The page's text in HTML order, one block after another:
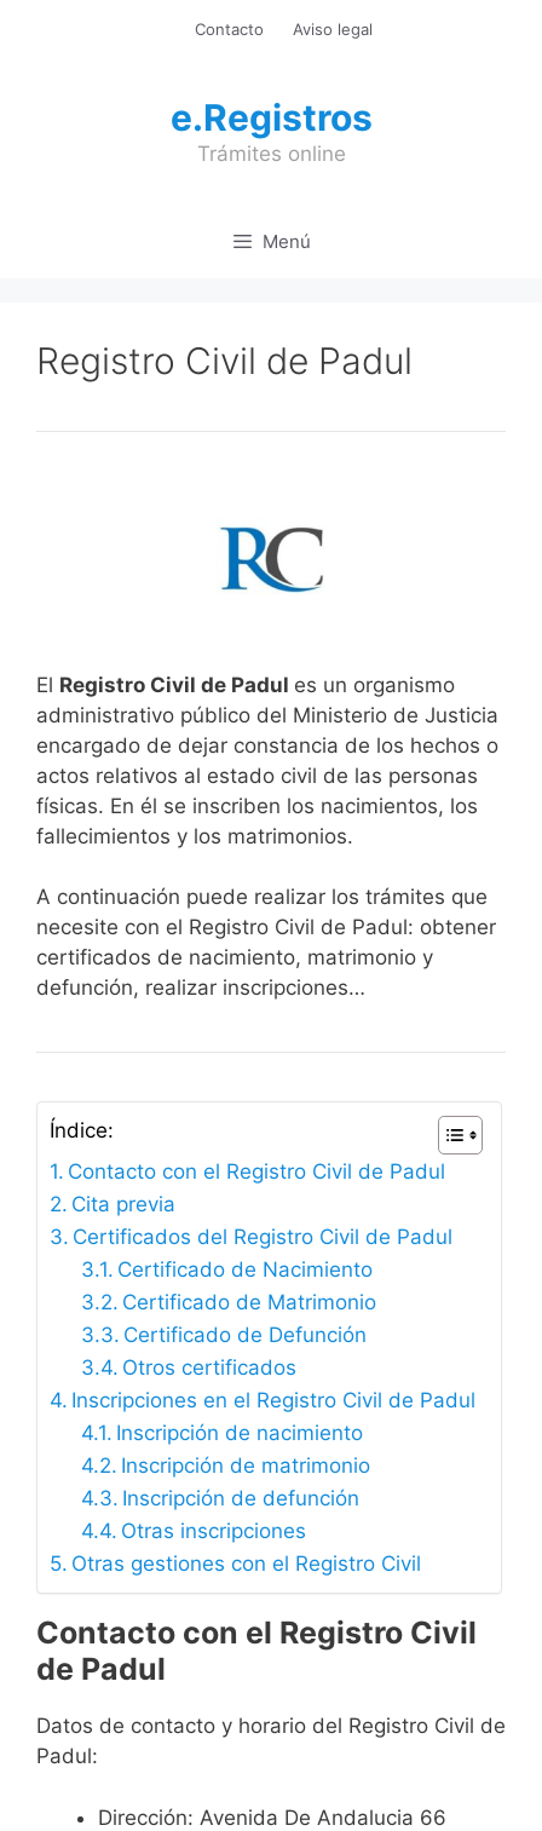
Contacto Aviso legal
e.Registros
Trámites online
Menú
Registro Civil de Padul
El Registro Civil de Padul es un organismo
administrativo público del Ministerio de Justicia
encargado de dejar constancia de los hechos o
actos relativos al estado civil de las personas
físicas. En él se inscriben los nacimientos, los
fallecimientos y los matrimonios.
A continuación puede realizar los trámites que
necesite con el Registro Civil de Padul: obtener
certificados de nacimiento, matrimonio y
defunción, realizar inscripciones…
Índice:
Contacto con el Registro Civil de Padul
Cita previa
Certificados del Registro Civil de Padul
Certificado de Nacimiento
Certificado de Matrimonio
Certificado de Defunción
Otros certificados
Inscripciones en el Registro Civil de Padul
Inscripción de nacimiento
Inscripción de matrimonio
Inscripción de defunción
Otras inscripciones
Otras gestiones con el Registro Civil
Contacto con el Registro Civil
de Padul
Datos de contacto y horario del Registro Civil de
Padul:
Dirección: Avenida De Andalucia 66